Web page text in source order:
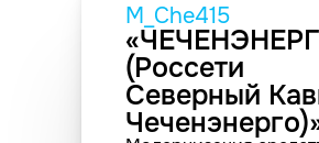
M_Che415
(Россети
Северный